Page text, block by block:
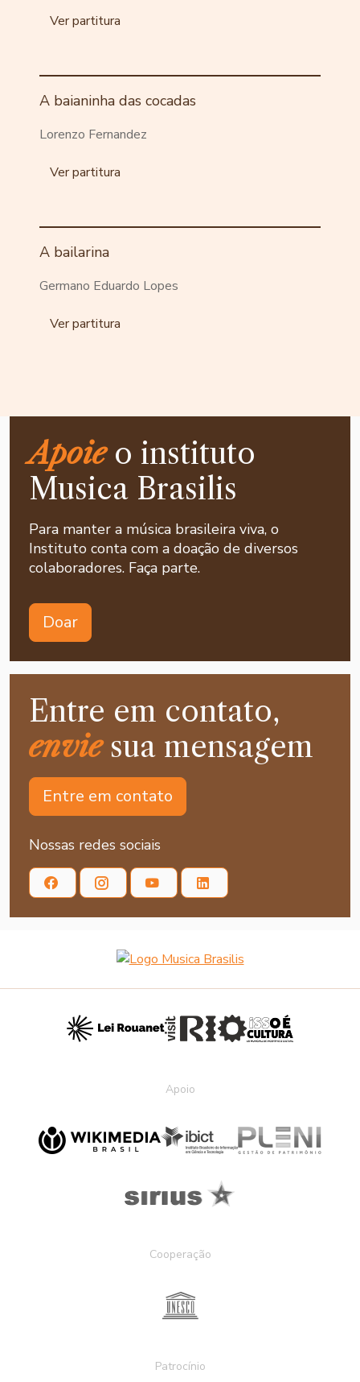
Ver partitura
A baianinha das cocadas
Lorenzo Fernandez
Ver partitura
A bailarina
Germano Eduardo Lopes
Ver partitura
Apoieo instituto
Musica Brasilis
Para manter a música brasileira viva, o
Instituto conta com a doação de diversos
colaboradores. Faça parte.
Doar
Entre em contato,
enviesua mensagem
Entre em contato
Nossas redes sociais
Apoio
Cooperação
Patrocínio